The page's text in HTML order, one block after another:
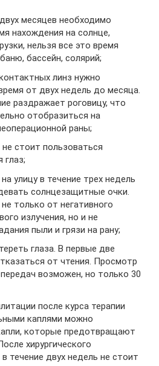
месяцев необходимо
нахождения на солнце,
нельзя все это время
бассейн, солярий;
линз нужно
от двух недель до месяца.
раздражает роговицу, что
отобразиться на
раны;
стоит пользоваться
глаз;
улицу в течение трех недель
солнцезащитные очки.
только от негативного
излучения, но и не
пыли и грязи на рану;
глаза. В первые две
от чтения. Просмотр
возможен, но только 30
после курса терапии
каплями можно
которые предотвращают
хирургического
течение двух недель не стоит